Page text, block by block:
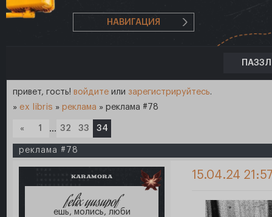
НАВИГАЦИЯ
привет, гость! войдите или зарегистрируйтесь.
» ex libris » реклама » реклама #78
« 1 … 32 33 34
реклама #78
KARAMORA
felix yusupof
ешь, молись, люби
15.04.24